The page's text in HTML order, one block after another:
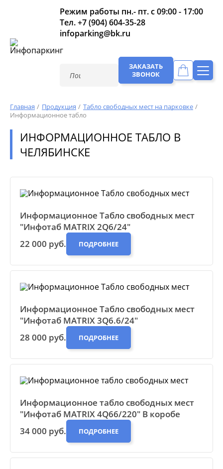
Режим работы пн.- пт. с 09:00 - 17:00
Тел.+7 (904) 604-35-28
infoparking@bk.ru
ЗАКАЗАТЬ
ЗВОНОК
Главная Продукция
Табло свободных мест на парковке
Информационное табло
ИНФОРМАЦИОННОЕ ТАБЛО В
ЧЕЛЯБИНСКЕ
Информационное Табло свободных мест
"Инфотаб MATRIX 2Q6/24"
22 000 руб.
ПОДРОБНЕЕ
Информационное Табло свободных мест
"Инфотаб MATRIX 3Q6.6/24"
28 000 руб.
ПОДРОБНЕЕ
Информационное табло свободных мест
"Инфотаб MATRIX 4Q66/220" В коробе
34 000 руб.
ПОДРОБНЕЕ